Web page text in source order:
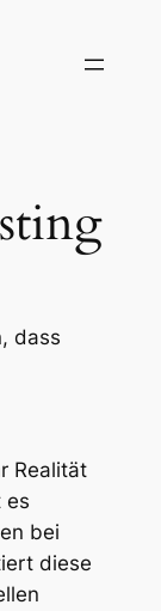
dass
Realität
es
bei
diese